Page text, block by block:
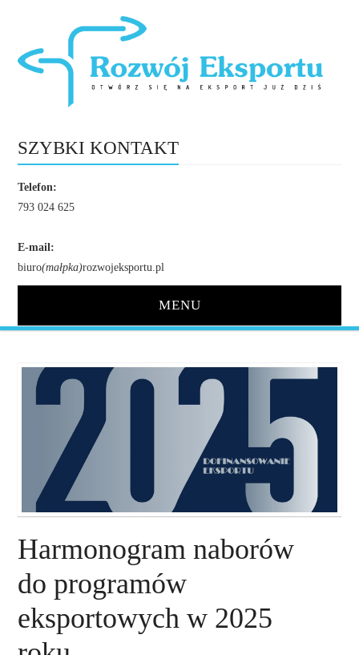
SZYBKI KONTAKT
Telefon:
793 024 625
E-mail:
biuro(małpka)rozwojeksportu.pl
MENU
O NAS
NASZE USŁUGI
DORADZTWO
KONTAKT
Harmonogram naborów
do programów
eksportowych w 2025